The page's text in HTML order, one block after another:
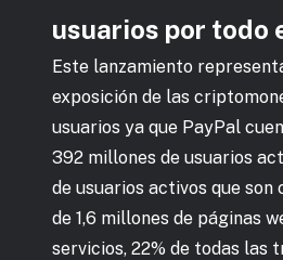
usuarios por todo
Este lanzamiento
exposición de las
usuarios ya que PayPal
392 millones de usuarios
de usuarios activos que son
de 1,6 millones de páginas
servicios, 22% de todas las